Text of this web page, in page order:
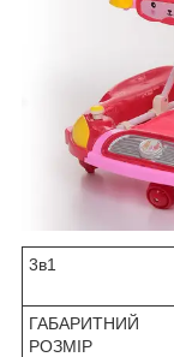
3в1
ГАБАРИТНИЙ
РОЗМІР